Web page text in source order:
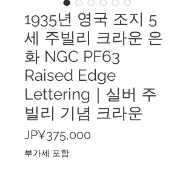
1935년 영국 조지 5
세 주빌리 크라운 은
화 NGC PF63
Raised Edge
Lettering｜실버 주
빌리 기념 크라운
JP¥375,000
부가세 포함: